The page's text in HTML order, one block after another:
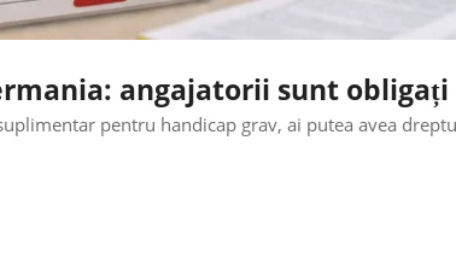
angajatorii sunt
pentru handicap grav, ai putea avea